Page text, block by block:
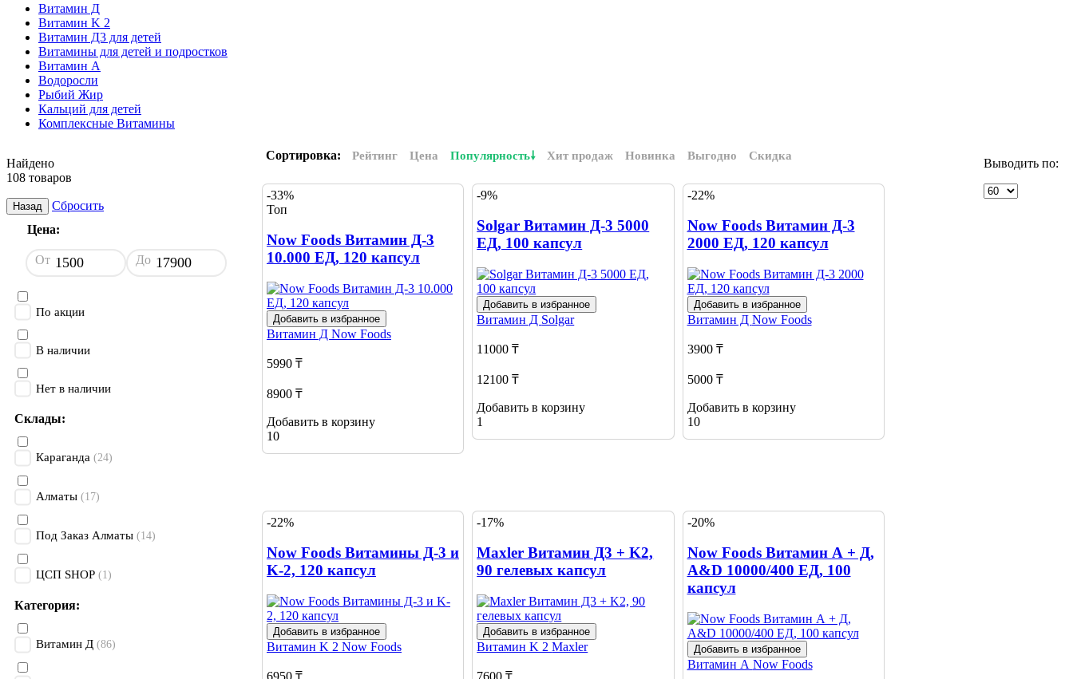
Витамин Д
Витамин K 2
Витамин Д3 для детей
Витамины для детей и подростков
Витамин А
Водоросли
Рыбий Жир
Кальций для детей
Комплексные Витамины
Сортировка: Рейтинг Цена Популярность Хит продаж Новинка Выгодно Скидка
Выводить по:
Найдено
108 товаров
Назад
Сбросить
Цена:
От До
По акции
В наличии
Нет в наличии
Склады:
Караганда (24)
Алматы (17)
Под Заказ Алматы (14)
ЦСП SHOP (1)
Категория:
Витамин Д (86)
-33%
Топ
Now Foods Витамин Д-3
10.000 ЕД, 120 капсул
Добавить в избранное
Витамин Д Now Foods
5990 ₸
8900 ₸
Добавить в корзину
10
-9%
Solgar Витамин Д-3 5000
ЕД, 100 капсул
Добавить в избранное
Витамин Д Solgar
11000 ₸
12100 ₸
Добавить в корзину
1
-22%
Now Foods Витамин Д-3
2000 ЕД, 120 капсул
Добавить в избранное
Витамин Д Now Foods
3900 ₸
5000 ₸
Добавить в корзину
10
-22%
Now Foods Витамины Д-3 и
K-2, 120 капсул
Добавить в избранное
Витамин K 2 Now Foods
-17%
Maxler Витамин Д3 + K2,
90 гелевых капсул
Добавить в избранное
Витамин K 2Maxler
-20%
Now Foods Витамин А + Д,
A&D 10000/400 ЕД, 100
капсул
Добавить в избранное
Витамин А Now Foods